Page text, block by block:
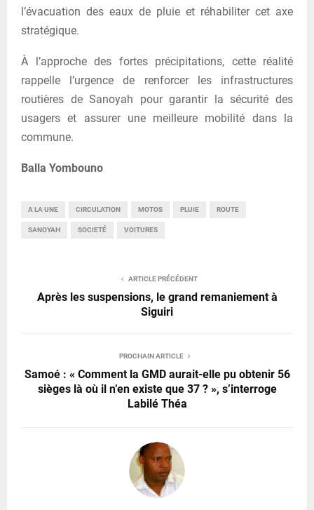
l’évacuation des eaux de pluie et réhabiliter cet axe
stratégique.
À l’approche des fortes précipitations, cette réalité
rappelle l’urgence de renforcer les infrastructures
routières de Sanoyah pour garantir la sécurité des
usagers et assurer une meilleure mobilité dans la
commune.
Balla Yombouno
A LA UNE CIRCULATION MOTOS PLUIE ROUTE
SANOYAH SOCIETÉ VOITURES
ARTICLE PRÉCÉDENT
Après les suspensions, le grand remaniement à
Siguiri
PROCHAIN ARTICLE
Samoé : « Comment la GMD aurait-elle pu obtenir 56
sièges là où il n’en existe que 37 ? », s’interroge
Labilé Théa